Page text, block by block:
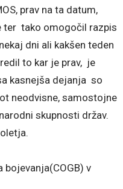
prav na ta datum,
ter tako omogočil razpis
dni ali kakšen teden
to kar je prav, je
kasnejša dejanja so
neodvisne, samostojne
skupnosti držav.
v